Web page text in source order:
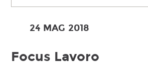
24 MAG 2018
Focus Lavoro